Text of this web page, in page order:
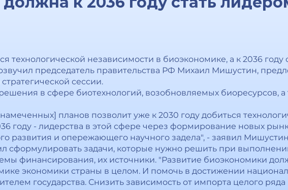
технологической независимости в биоэкономике, а к 2036 году
председатель правительства РФ Михаил Мишустин,
сессии.
в сфере биотехнологий, возобновляемых биоресурсов, а
планов позволит уже к 2030 году добиться
году - лидерства в этой сфере через формирование новых
развития и опережающего научного задела", - заявил
сформулировать задачи, которые нужно решить при
финансирования, их источники. "Развитие биоэкономики
экономики страны в целом. И помочь в достижении
государства. Снизить зависимость от импорта целого ряда